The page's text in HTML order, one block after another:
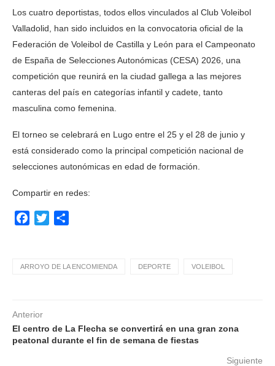
Los cuatro deportistas, todos ellos vinculados al Club Voleibol
Valladolid, han sido incluidos en la convocatoria oficial de la
Federación de Voleibol de Castilla y León para el Campeonato
de España de Selecciones Autonómicas (CESA) 2026, una
competición que reunirá en la ciudad gallega a las mejores
canteras del país en categorías infantil y cadete, tanto
masculina como femenina.
El torneo se celebrará en Lugo entre el 25 y el 28 de junio y
está considerado como la principal competición nacional de
selecciones autonómicas en edad de formación.
Compartir en redes:
Facebook
Twitter
ARROYO DE LA ENCOMIENDA DEPORTE VOLEIBOL
Anterior
El centro de La Flecha se convertirá en una gran zona
peatonal durante el fin de semana de fiestas
Siguiente